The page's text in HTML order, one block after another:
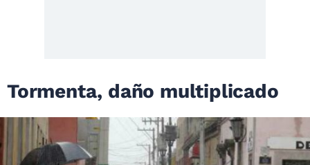
Tormenta, daño multiplicado